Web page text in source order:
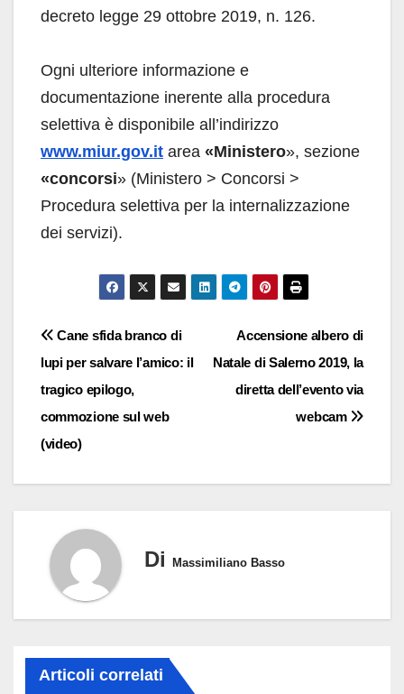
decreto legge 29 ottobre 2019, n. 126.
Ogni ulteriore informazione e
documentazione inerente alla procedura
selettiva è disponibile all’indirizzo
www.miur.gov.it area «Ministero», sezione
«concorsi» (Ministero > Concorsi >
Procedura selettiva per la internalizzazione
dei servizi).
Navigazione
articoli
Accensione albero di
Natale di Salerno 2019, la
diretta dell’evento via
webcam
Cane sfida branco di
lupi per salvare l’amico: il
tragico epilogo,
commozione sul web
(video)
Di Massimiliano Basso
Articoli correlati